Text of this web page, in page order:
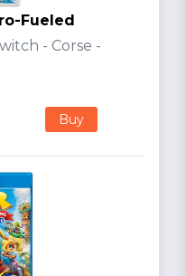
Fueled
- Corse -
Buy